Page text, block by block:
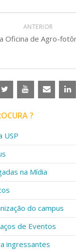
ANTERIOR
Oficina de Agro-
?
USP
na Mídia
do campus
de Eventos
ingressantes